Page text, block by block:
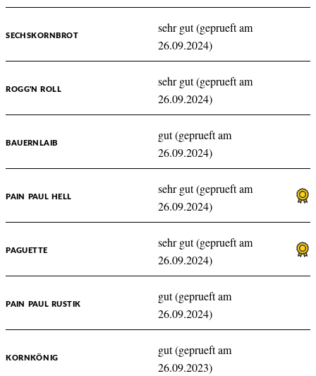
SECHSKORNBROT
sehr gut (geprueft am
26.09.2024)
ROGG'N ROLL
sehr gut (geprueft am
26.09.2024)
BAUERNLAIB
gut (geprueft am
26.09.2024)
PAIN PAUL HELL
sehr gut (geprueft am
26.09.2024)
PAGUETTE
sehr gut (geprueft am
26.09.2024)
PAIN PAUL RUSTIK
gut (geprueft am
26.09.2024)
KORNKÖNIG
gut (geprueft am
26.09.2023)